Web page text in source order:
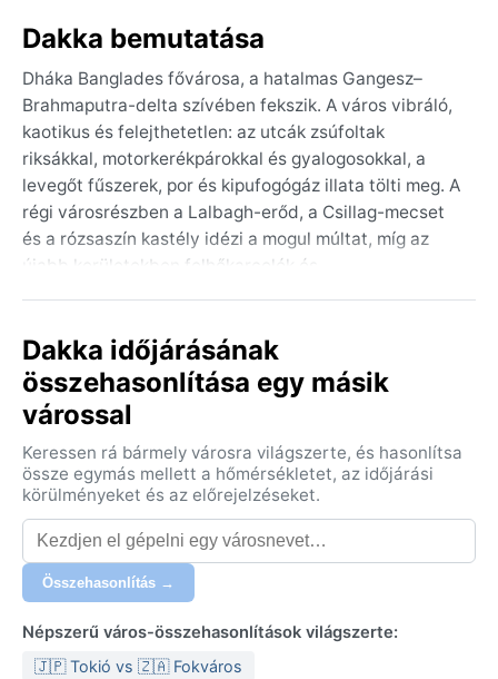
Dakka bemutatása
Dháka Banglades fővárosa, a hatalmas Gangesz–
Brahmaputra-delta szívében fekszik. A város vibráló,
kaotikus és felejthetetlen: az utcák zsúfoltak
riksákkal, motorkerékpárokkal és gyalogosokkal, a
levegőt fűszerek, por és kipufogógáz illata tölti meg. A
régi városrészben a Lalbagh-erőd, a Csillag-mecset
és a rózsaszín kastély idézi a mogul múltat, míg az
újabb kerületekben felhőkarcolók és
ahol a termékeny talaj és a sűrű vízhálózat az élet
alapja.
Éghajlata a Köppen-rendszer szerint Aw, vagyis
fullasztóan párás, a nappali hőmérséklet gyakran 35
°C fölé kúszik, az éjszakák alig hoznak enyhülést. A
monszun (június–október) rendkívül csapadékos: az
éves 2000 milliméternyi eső java része ekkor hullik,
gyakoriak a villámárvizek. A tél (november–február)
enyhe és száraz, 15–25 °C közötti hőmérséklettel,
napsütéses nappalokkal. A páratartalom egész évben
Dakka időjárásának
összehasonlítása egy másik
várossal
Keressen rá bármely városra világszerte, és hasonlítsa
össze egymás mellett a hőmérsékletet, az időjárási
körülményeket és az előrejelzéseket.
Összehasonlítás →
Népszerű város-összehasonlítások világszerte:
🇯🇵 Tokió vs 🇿🇦 Fokváros